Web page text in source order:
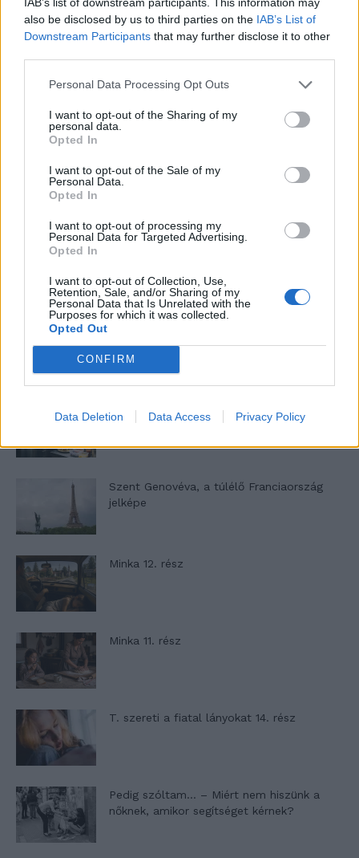
also be disclosed by us to third parties on the IAB’s List of
Downstream Participants that may further disclose it to other
Personal Data Processing Opt Outs
I want to opt-out of the Sharing of my
personal data.
Opted In
I want to opt-out of the Sale of my
Personal Data.
Opted In
I want to opt-out of processing my
Personal Data for Targeted Advertising.
Opted In
I want to opt-out of Collection, Use,
Retention, Sale, and/or Sharing of my
Personal Data that Is Unrelated with the
Purposes for which it was collected.
Opted Out
CONFIRM
Data Deletion Data Access Privacy Policy
Minka 13. rész
ügy
Öt másodperc
Megbocsáthatatlan bűnök 1.rész
Szent Genovéva, a túlélő Franciaország
jelképe
Minka 12. rész
Minka 11. rész
T. szereti a fiatal lányokat 14. rész
Pedig szóltam… – Miért nem hiszünk a
nőknek, amikor segítséget kérnek?